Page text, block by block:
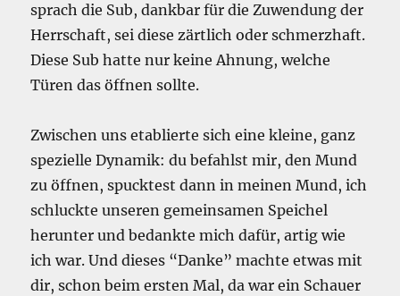
sprach die Sub, dankbar für die Zuwendung der
Herrschaft, sei diese zärtlich oder schmerzhaft.
Diese Sub hatte nur keine Ahnung, welche
Türen das öffnen sollte.
Zwischen uns etablierte sich eine kleine, ganz
spezielle Dynamik: du befahlst mir, den Mund
zu öffnen, spucktest dann in meinen Mund, ich
schluckte unseren gemeinsamen Speichel
herunter und bedankte mich dafür, artig wie
ich war. Und dieses “Danke” machte etwas mit
dir, schon beim ersten Mal, da war ein Schauer